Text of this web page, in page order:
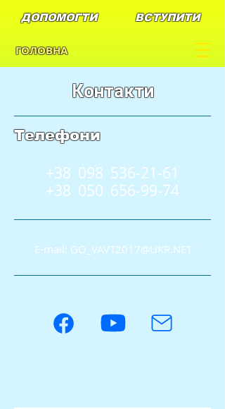
ГОЛОВНА
ДОПОМОГТИ ВСТУПИТИ
Контакти
Телефони
+38 098 536-21-61
+38 050 656-99-74
E-mail: GO_VAVT2017@UKR.NET